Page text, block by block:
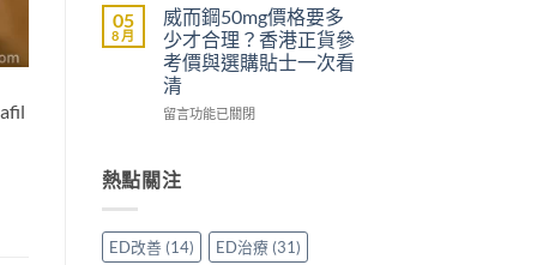
用
家
真
實
使
用
中
與
保
羅
紅
鑽〉
中
買
先
安
心？
香
港
親
身
享
正
威
壯
效
果
評
價：
用
家
身
服
05
8 月
威而鋼50mg價格要多
少才合理？香港正貨參
考價與選購貼士一次看
清
在
鋼
50mg
格
要
留言功能已關閉
熱點關注
ED改善 (14) ED治療(31)